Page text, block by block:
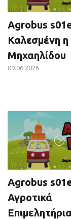
Agrobus
Καλεσμένη
Μηχαηλίδου
09.06.2026
Agrobus
Αγροτικά